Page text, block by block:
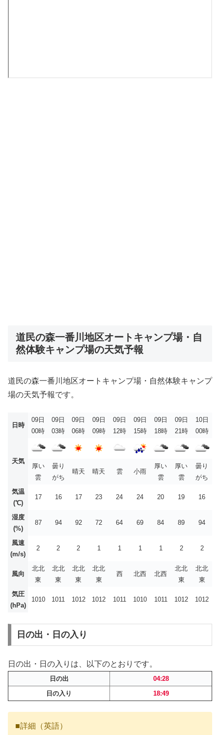
道民の森一番川地区オートキャンプ場・自
然体験キャンプ場の天気予報
道民の森一番川地区オートキャンプ場・自然体験キャンプ
場の天気予報です。
日時
09日
00時
09日
03時
09日
06時
09日
09時
09日
12時
09日
15時
09日
18時
09日
21時
10日
00時
天気
厚い
雲
曇り
がち
晴天 晴天 雲 小雨
厚い
雲
厚い
雲
曇り
がち
気温
(℃)
17 16 17 23 24 24 20 19 16
湿度
(%)
87 94 92 72 64 69 84 89 94
風速
(m/s)
2 2 2 1 1 1 1 2 2
風向
北北
東
北北
東
北北
東
北北
東
西 北西 北西
北北
東
北北
東
気圧
(hPa)
1010 1011 1012 1012 1011 1010 1011 1012 1012
日の出・日の入り
日の出・日の入りは、以下のとおりです。
日の出
04:28
日の入り
18:49
■詳細（英語）